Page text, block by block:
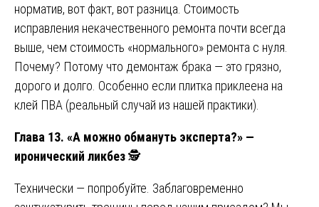
норматив, вот факт, вот разница. Стоимость
исправления некачественного ремонта почти всегда
выше, чем стоимость «нормального» ремонта с нуля.
Почему? Потому что демонтаж брака — это грязно,
дорого и долго. Особенно если плитка приклеена на
клей ПВА (реальный случай из нашей практики).
Глава 13. «А можно обмануть эксперта?» —
иронический ликбез🕵️
Технически — попробуйте. Заблаговременно